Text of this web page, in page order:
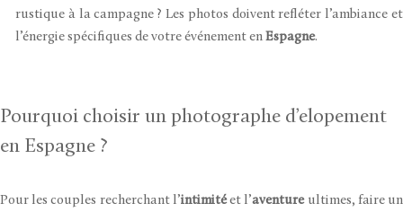
rustique à la campagne ? Les photos doivent refléter l’ambiance et
l’énergie spécifiques de votre événement en Espagne.
Pourquoi choisir un photographe d’elopement
en Espagne ?
Pour les couples recherchant l’intimitéet l’aventureultimes, faire un